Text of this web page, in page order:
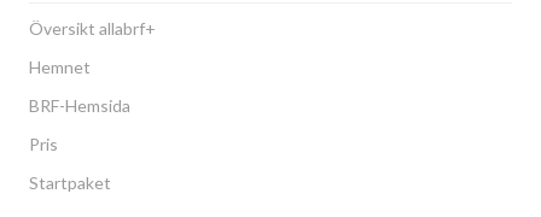
Översikt allabrf+
Hemnet
BRF-Hemsida
Pris
Startpaket